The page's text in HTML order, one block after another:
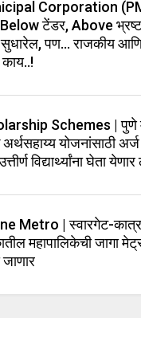
Corporation
Below टेंडर, Above
सुधारेल, पण… राजकीय
Schemes | पुणे
अर्थसहाय्य योजनांसाठी
विद्यार्थ्यांना घेता
Metro | स्वारगेट-
महापालिकेची जागा